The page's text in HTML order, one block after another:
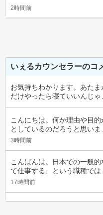
2時間前
いぇるカウンセラーのコ
お気持ちわかります。あた
だけやったら寝ていいんじゃ
こんにちは。何か理由や目
としているのだろうと思いま
3時間前
こんばんは。日本での一般
て仕事する、という職種では
17時間前